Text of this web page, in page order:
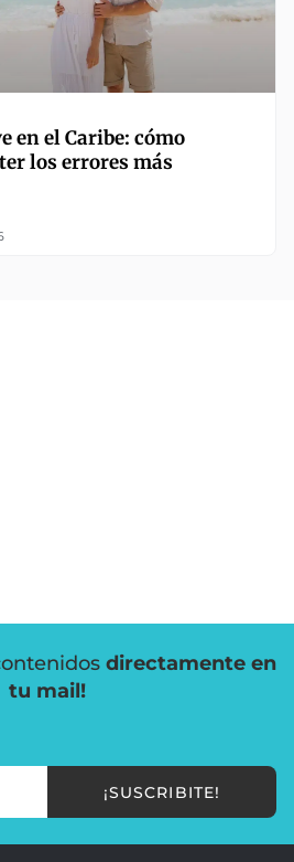
en el Caribe: cómo
los errores más
directamente en
tu mail!
¡SUSCRIBITE!